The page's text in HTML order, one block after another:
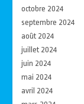
octobre 2024
septembre 2024
août 2024
juillet 2024
juin 2024
mai 2024
avril 2024